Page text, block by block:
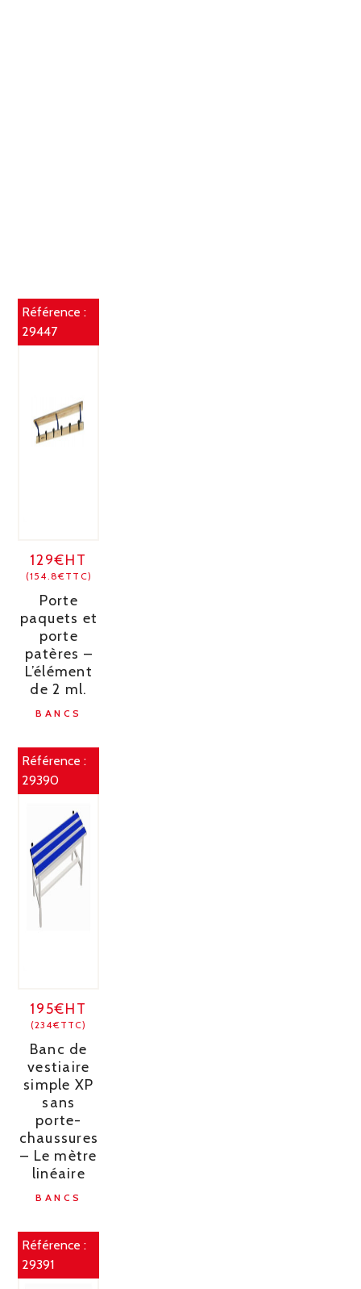
Référence :
29447
129€HT
(154.8€TTC)
Porte
paquets et
porte
patères –
L’élément
de 2 ml.
BANCS
Référence :
29390
195€HT
(234€TTC)
Banc de
vestiaire
simple XP
sans
porte-
chaussures
– Le mètre
linéaire
BANCS
Référence :
29391